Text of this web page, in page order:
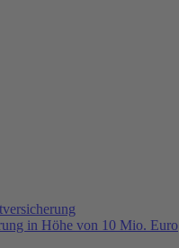
in Höhe von 10 Mio. Euro